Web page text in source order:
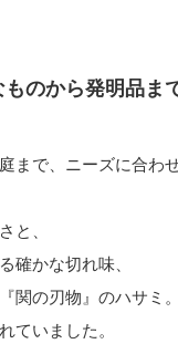
ものから発明品ま
まで、ニーズに合わ
と、
確かな切れ味、
関の刃物』のハサ
ていました。